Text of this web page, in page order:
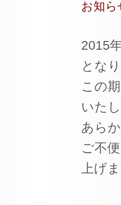
お知ら
2015
とな
この
いた
あら
ご不
上げ